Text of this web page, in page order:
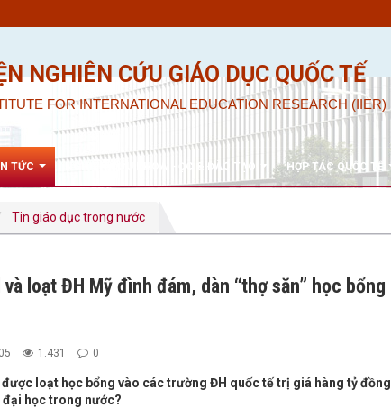
NGHIÊN CỨU GIÁO DỤC QUỐC TẾ
FOR INTERNATIONAL EDUCATION RESEARCH (IIER)
TỨC NGHIÊN CỨU KHOA HỌC & ĐÀO TẠO HỢP TÁC QUỐC TẾ
Tin giáo dục trong nước
loạt ĐH Mỹ đình đám, dàn “thợ săn” học bổng
1.431 0
loạt học bổng vào các trường ĐH quốc tế trị giá hàng tỷ
đại học trong nước?